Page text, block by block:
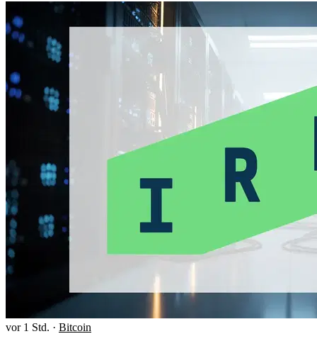
vor 1 Std. · Bitcoin